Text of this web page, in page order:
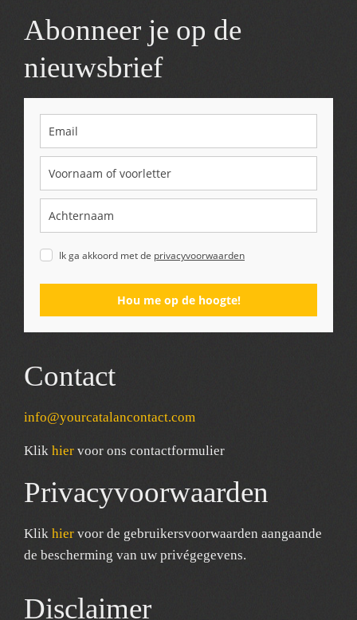
Abonneer je op de
nieuwsbrief
Ik ga akkoord met de privacyvoorwaarden
Hou me op de hoogte!
Contact
info@yourcatalancontact.com
Klik hier voor ons contactformulier
Privacyvoorwaarden
Klik hier voor de gebruikersvoorwaarden aangaande
de bescherming van uw privégegevens.
Disclaimer